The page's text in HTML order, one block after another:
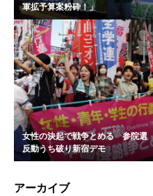
軍拡予算案粉砕！」
女性の決起で戦争とめる 参院選
反動うち破り新宿デモ
アーカイブ